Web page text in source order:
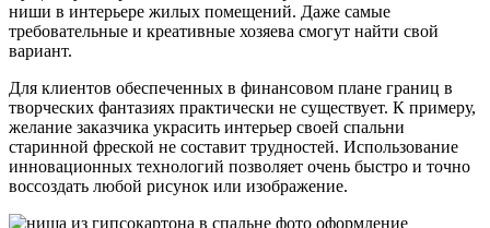
ниши в интерьере жилых помещений. Даже самые
требовательные и креативные хозяева смогут найти свой
вариант.
Для клиентов обеспеченных в финансовом плане границ в
творческих фантазиях практически не существует. К примеру,
желание заказчика украсить интерьер своей спальни
старинной фреской не составит трудностей. Использование
инновационных технологий позволяет очень быстро и точно
воссоздать любой рисунок или изображение.